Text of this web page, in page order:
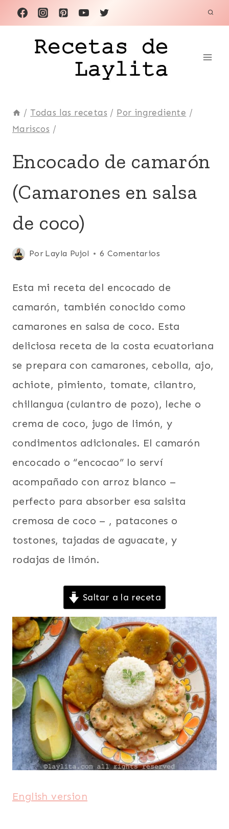
Saltar
al
contenido
/ Todas las recetas / Por ingrediente /
Mariscos /
CHILLANGUA
CILANTRO
|
|
|
DE
ENAMORADOS
|
|
|
LATINO/HISPANO
MARISCOS
PARA
|
PRINCIPAL
|
PARA
CUARESMA
|
|
SUDAMERICA
|
TRADICIONES
Encocado de camarón
(Camarones en salsa
de coco)
Por Layla Pujol
Publicada
abril 20, 2024
6 Comentarios
Esta mi receta del encocado de
camarón, también conocido como
camarones en salsa de coco. Esta
deliciosa receta de la costa ecuatoriana
se prepara con camarones, cebolla, ajo,
achiote, pimiento, tomate, cilantro,
chillangua (culantro de pozo), leche o
crema de coco, jugo de limón, y
condimentos adicionales. El camarón
encocado o “encocao” lo serví
acompañado con arroz blanco –
perfecto para absorber esa salsita
cremosa de coco – , patacones o
tostones, tajadas de aguacate, y
rodajas de limón.
Saltar a la receta
English version